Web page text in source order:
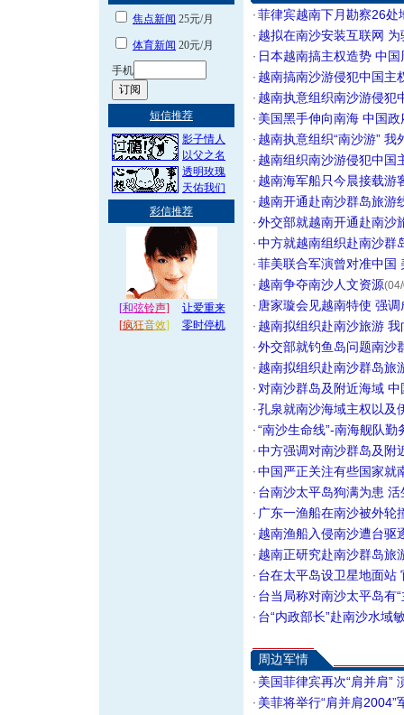
· 菲律宾越南下月勘察26处
· 越拟在南沙安装互联网
· 日本越南搞主权造势 中
· 越南搞南沙游侵犯中国主
· 越南执意组织南沙游侵犯
· 美国黑手伸向南海 中国政
· 越南执意组织“南沙游”
· 越南组织南沙游侵犯中国
· 越南海军船只今晨接载游
· 越南开通赴南沙群岛旅游
· 外交部就越南开通赴南沙
· 中方就越南组织赴南沙群
· 菲美联合军演曾对准中国
· 越南争夺南沙人文资源
· 唐家璇会见越南特使 强
· 越南拟组织赴南沙旅游
· 外交部就钓鱼岛问题南沙
· 越南拟组织赴南沙群岛旅
· 对南沙群岛及附近海域
· 孔泉就南沙海域主权以及
· “南沙生命线”-南海舰队
· 中方强调对南沙群岛及附
· 中国严正关注有些国家就
· 台南沙太平岛狗满为患 活
· 广东一渔船在南沙被外轮
· 越南渔船入侵南沙遭台驱
· 越南正研究赴南沙群岛旅
· 台在太平岛设卫星地面站
· 台当局称对南沙太平岛有
· 台“内政部长”赴南沙水域
周边军情
· 美国菲律宾再次“肩并肩”
· 美菲将举行“肩并肩